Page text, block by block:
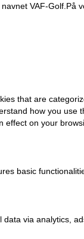
VAF-Golf.På
that are
how you
on your
basic
via analytics,